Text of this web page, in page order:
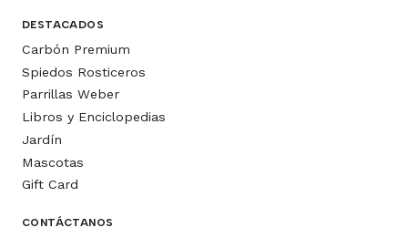
DESTACADOS
Carbón Premium
Spiedos Rosticeros
Parrillas Weber
Libros y Enciclopedias
Jardín
Mascotas
Gift Card
CONTÁCTANOS